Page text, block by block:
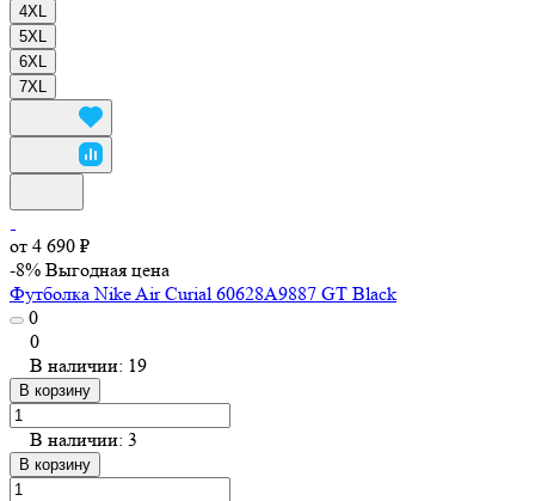
4XL
5XL
6XL
7XL
от 4 690 ₽
-8% Выгодная цена
Футболка Nike Air Curial 60628A9887 GT Black
0
0
В наличии: 19
В корзину
В наличии: 3
В корзину